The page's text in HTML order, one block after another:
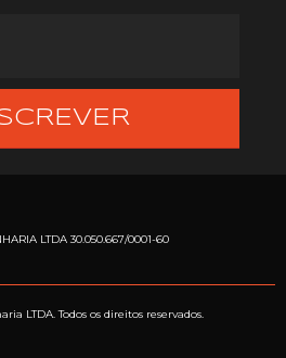
LTDA 30.050.667/0001-60
LTDA. Todos os direitos reservados.